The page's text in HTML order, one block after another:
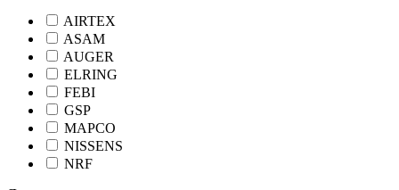
AIRTEX
ASAM
AUGER
ELRING
FEBI
GSP
MAPCO
NISSENS
NRF